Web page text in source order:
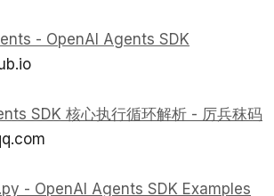
- OpenAI Agents SDK
SDK 核心执行循环解析 - 厉兵秣码
- OpenAI Agents SDK Examples